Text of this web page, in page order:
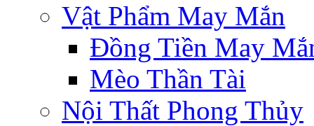
Vật Phẩm May Mắn
Đồng Tiền May
Mèo Thần Tài
Nội Thất Phong Thủy